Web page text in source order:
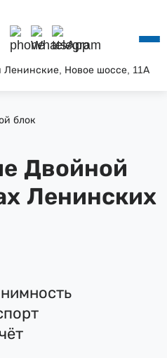
Ленинские, Новое шоссе, 11А
блок
Двойной
Ленинских